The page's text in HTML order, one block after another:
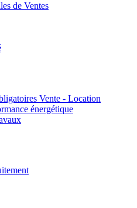
de Ventes
Vente - Location
énergétique